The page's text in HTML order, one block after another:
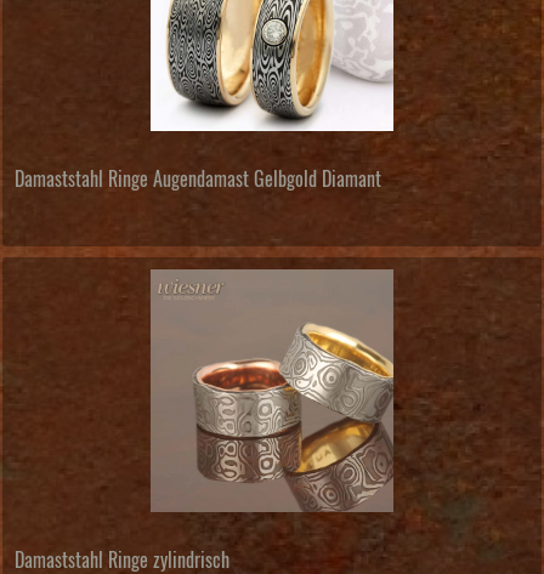
Damaststahl Ringe Augendamast Gelbgold Diamant
Damaststahl Ringe zylindrisch